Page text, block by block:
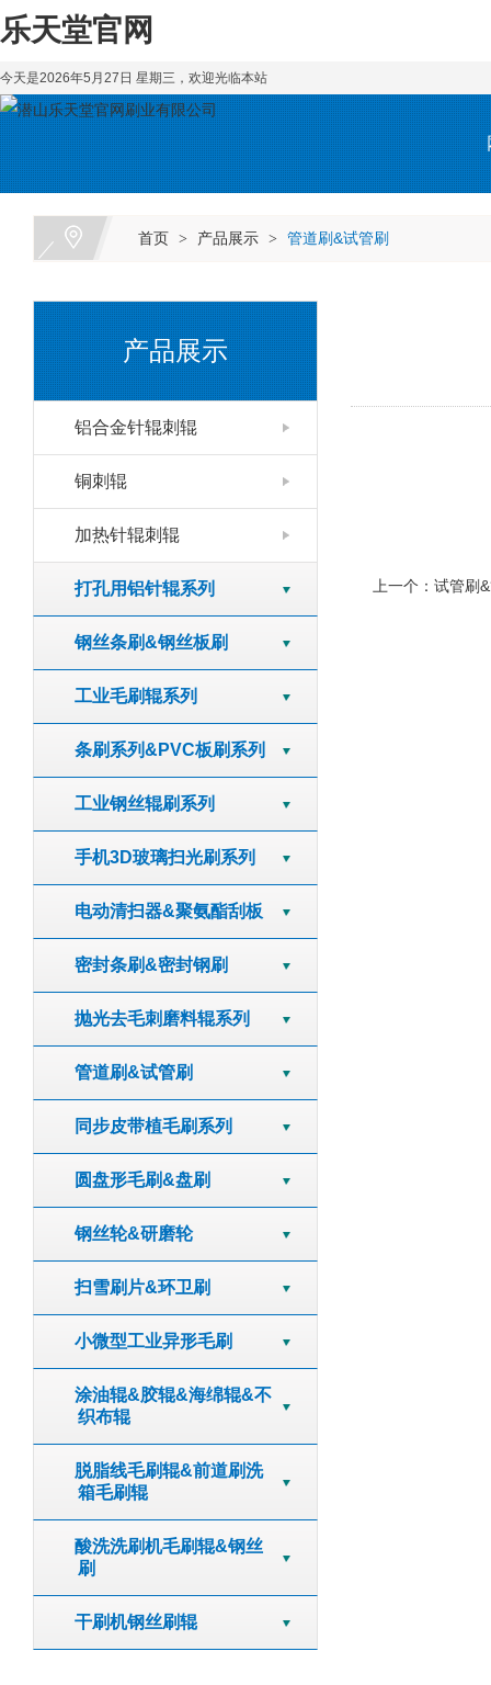
乐天堂官网
今天是2026年5月27日 星期三，欢迎光临本站
首页 > 产品展示 > 管道刷&试管刷
产品展示
铝合金针辊刺辊
铜刺辊
加热针辊刺辊
打孔用铝针辊系列
钢丝条刷&钢丝板刷
工业毛刷辊系列
条刷系列&PVC板刷系列
工业钢丝辊刷系列
手机3D玻璃扫光刷系列
电动清扫器&聚氨酯刮板
密封条刷&密封钢刷
抛光去毛刺磨料辊系列
管道刷&试管刷
同步皮带植毛刷系列
圆盘形毛刷&盘刷
钢丝轮&研磨轮
扫雪刷片&环卫刷
小微型工业异形毛刷
涂油辊&胶辊&海绵辊&不
织布辊
脱脂线毛刷辊&前道刷洗
箱毛刷辊
酸洗洗刷机毛刷辊&钢丝
刷
干刷机钢丝刷辊
上一个： 试管刷